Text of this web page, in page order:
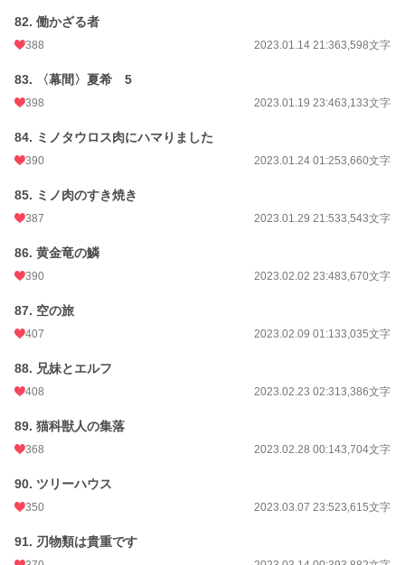
82. 働かざる者
388 2023.01.14 21:363,598文字
83. 〈幕間〉夏希 5
398 2023.01.19 23:463,133文字
84. ミノタウロス肉にハマりました
390 2023.01.24 01:253,660文字
85. ミノ肉のすき焼き
387 2023.01.29 21:533,543文字
86. 黄金竜の鱗
390 2023.02.02 23:483,670文字
87. 空の旅
407 2023.02.09 01:133,035文字
88. 兄妹とエルフ
408 2023.02.23 02:313,386文字
89. 猫科獣人の集落
368 2023.02.28 00:143,704文字
90. ツリーハウス
350 2023.03.07 23:523,615文字
91. 刃物類は貴重です